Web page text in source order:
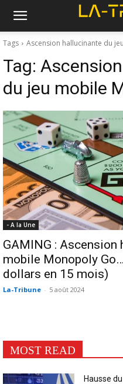
Tags Ascension hallucinante du
Tag:
du jeu mobile
- A la Une
GAMING : Ascension
mobile Monopoly
dollars en 15 mois)
La-Tribune - 5 août 2024
MOST READ
Hausse